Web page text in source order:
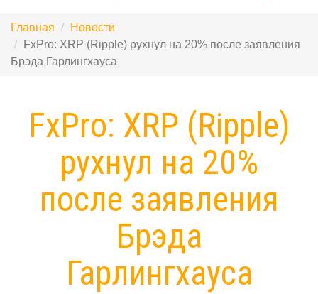
Главная
Новости
FxPro: XRP (Ripple) рухнул на 20% после заявления
Брэда Гарлингхауса
FxPro: XRP (Ripple)
рухнул на 20%
после заявления
Брэда
Гарлингхауса